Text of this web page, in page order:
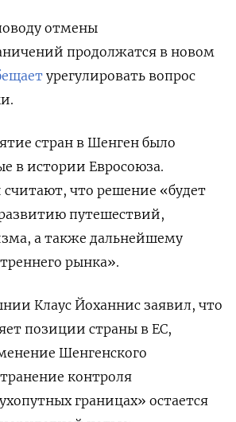
отмены
продолжатся в новом
урегулировать вопрос
стран в Шенген было
в истории Евросоюза.
что решение «будет
путешествий,
а также дальнейшему
рынка».
Клаус Йоханнис заявил, что
позиции страны в ЕС,
Шенгенского
контроля
границах» остается